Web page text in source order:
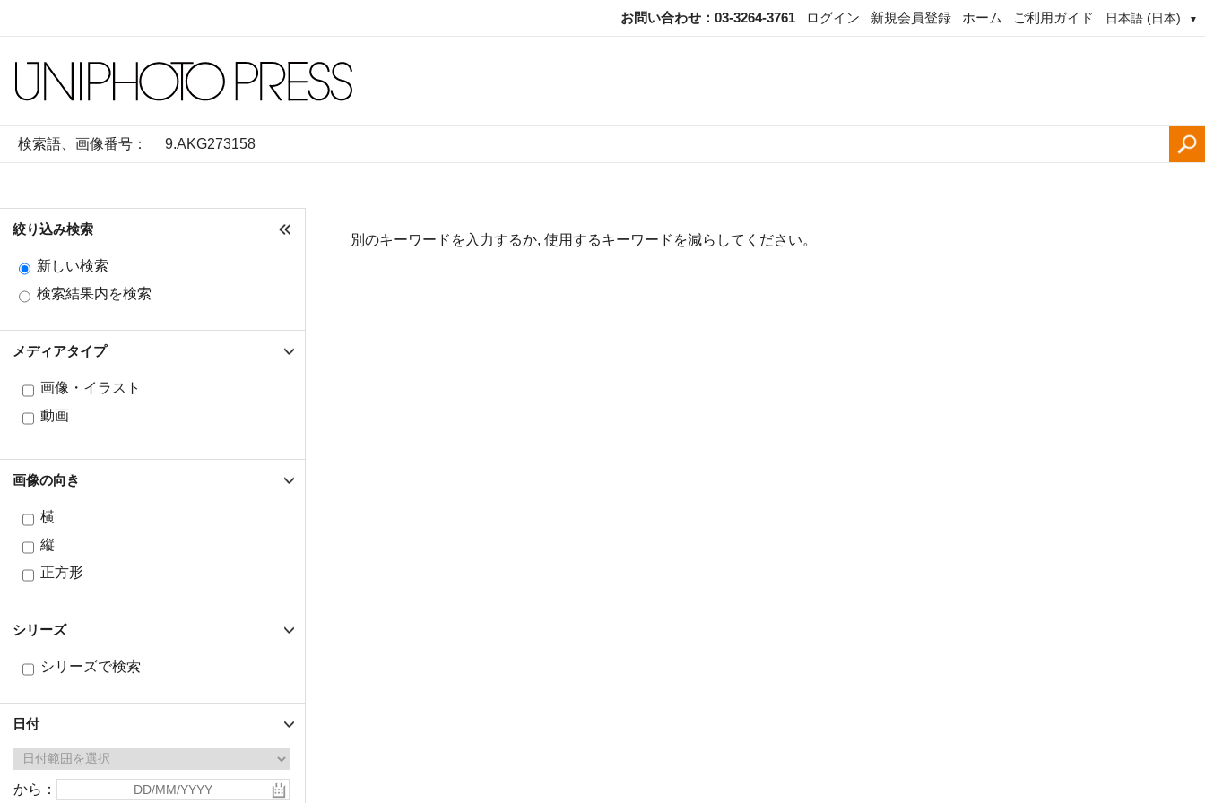
日本語 (日本) ▼
お問い合わせ：03-3264-3761 ログイン 新規会員登録 ホーム ご利用ガイド
検索語、画像番号：
絞り込み検索
新しい検索
検索結果内を検索
メディアタイプ
画像・イラスト
動画
画像の向き
横
縦
正方形
シリーズ
シリーズで検索
日付
から：
別のキーワードを入力するか, 使用するキーワードを減らしてください。